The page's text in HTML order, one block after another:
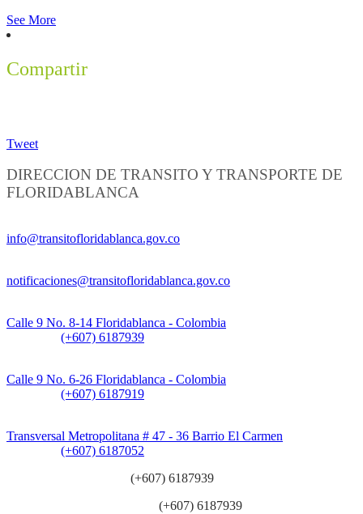
See More
Compartir
Tweet
DIRECCION DE TRANSITO Y TRANSPORTE DE
FLORIDABLANCA
info@transitofloridablanca.gov.co
notificaciones@transitofloridablanca.gov.co
Calle 9 No. 8-14 Floridablanca - Colombia
(+607) 6187939
Calle 9 No. 6-26 Floridablanca - Colombia
(+607) 6187919
Transversal Metropolitana # 47 - 36 Barrio El Carmen
(+607) 6187052
(+607) 6187939
(+607) 6187939